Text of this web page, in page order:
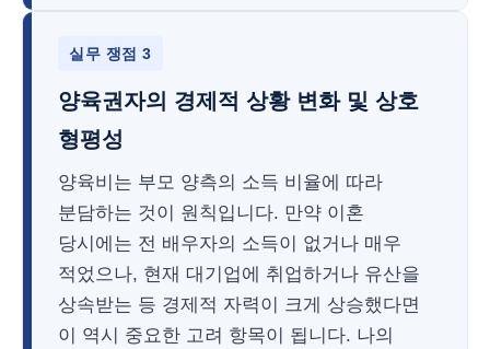
실무 쟁점 3
양육권자의 경제적 상황 변화 및 상호
형평성
양육비는 부모 양측의 소득 비율에 따라
분담하는 것이 원칙입니다. 만약 이혼
당시에는 전 배우자의 소득이 없거나 매우
적었으나, 현재 대기업에 취업하거나 유산을
상속받는 등 경제적 자력이 크게 상승했다면
이 역시 중요한 고려 항목이 됩니다. 나의